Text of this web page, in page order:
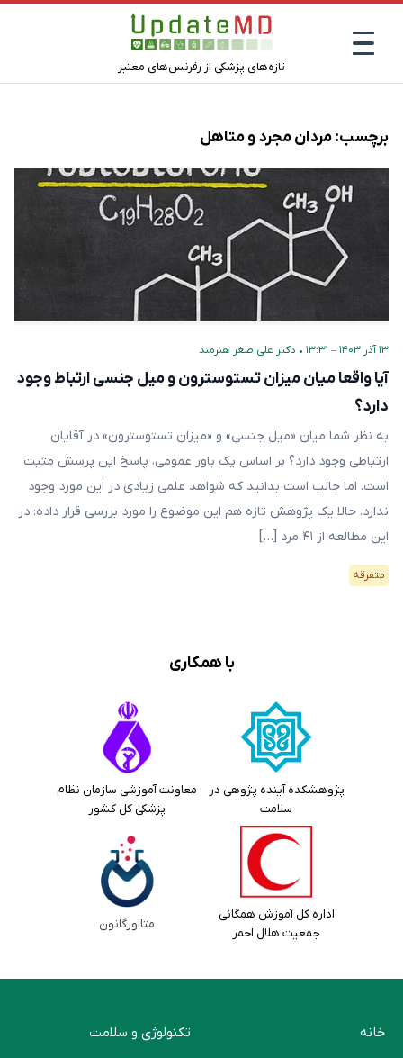
تازه‌های پزشکی از رفرنس‌های معتبر
برچسب:مردان مجرد و متاهل
۱۳ آذر ۱۴۰۳ – ۱۳:۳۱ • دکتر علی‌اصغر هنرمند
آیا واقعا میان میزان تستوسترون و میل جنسی ارتباط وجود
دارد؟
به نظر شما میان «میل جنسی» و «میزان تستوسترون» در آقایان
ارتباطی وجود دارد؟ بر اساس یک باور عمومی، پاسخ این پرسش مثبت
است. اما جالب است بدانید که شواهد علمی زیادی در این مورد وجود
ندارد. حالا یک پژوهش تازه هم این موضوع را مورد بررسی قرار داده: در
این مطالعه از ۴۱ مرد […]
متفرقه
با همکاری
پژوهشکده آینده پژوهی در
سلامت
معاونت آموزشی سازمان نظام
پزشکی کل کشور
اداره کل آموزش همگانی
جمعیت هلال احمر
متااورگانون
خانه
تکنولوژی و سلامت